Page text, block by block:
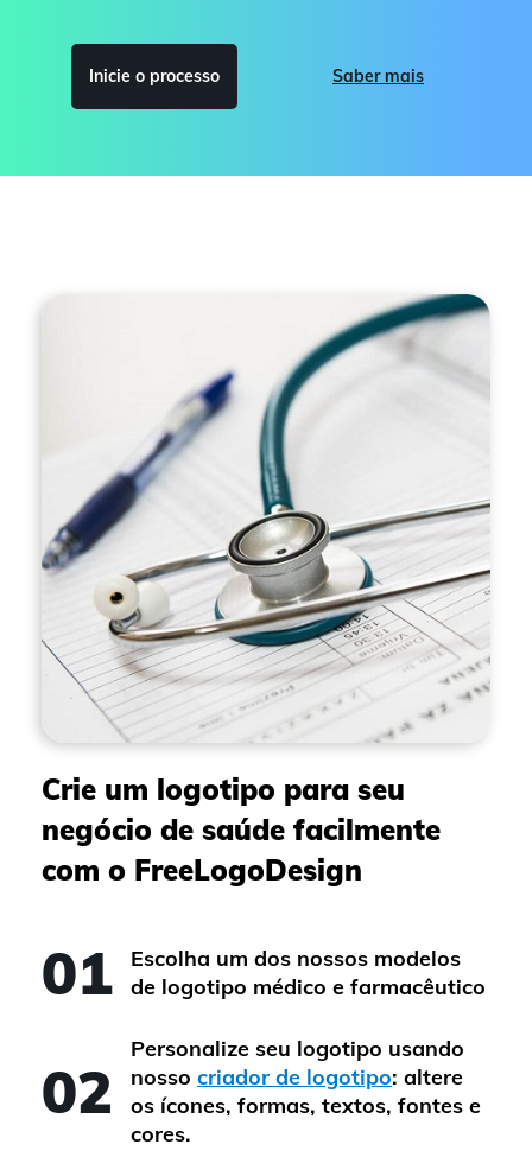
Inicie o processo Saber mais
Crie um logotipo para seu
negócio de saúde facilmente
com o FreeLogoDesign
01
Escolha um dos nossos modelos
de logotipo médico e farmacêutico
02
Personalize seu logotipo usando
nosso criador de logotipo: altere
os ícones, formas, textos, fontes e
cores.